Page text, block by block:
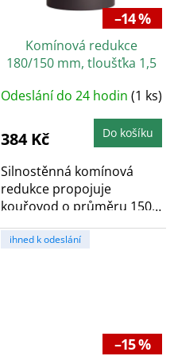
–14 %
Komínová redukce
180/150 mm, tloušťka 1,5
Odeslání do 24 hodin (1 ks)
384 Kč Do košíku
Silnostěnná komínová
redukce propojuje
kouřovod o průměru 150
mm s hrdlem 180 mm. Je...
ihned k odeslání
–15 %